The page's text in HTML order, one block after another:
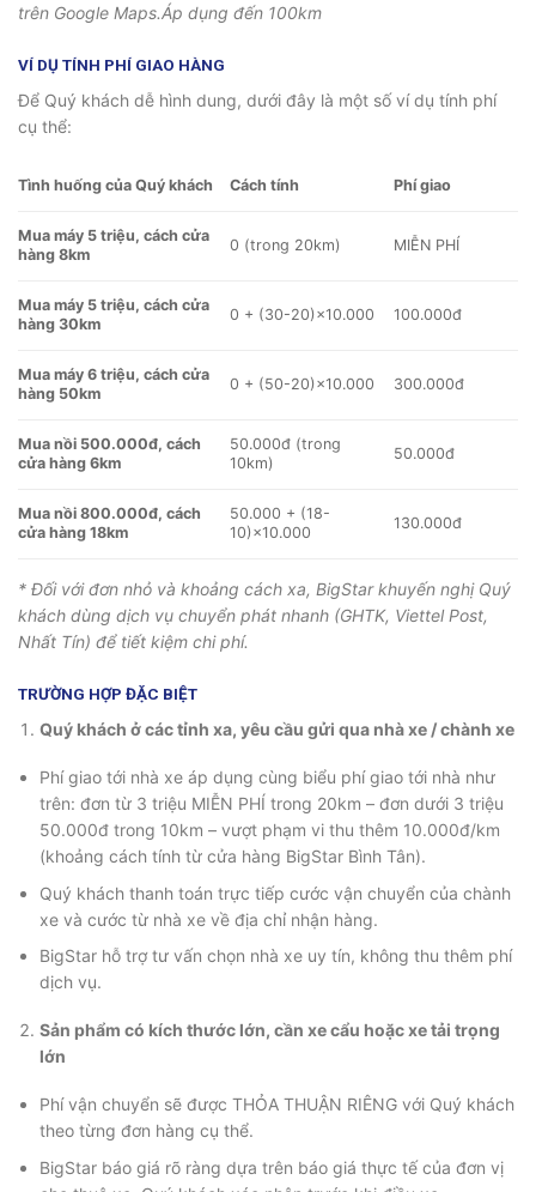
trên Google Maps.Áp dụng đến 100km
VÍ DỤ TÍNH PHÍ GIAO HÀNG
Để Quý khách dễ hình dung, dưới đây là một số ví dụ tính phí
cụ thể:
Tình huống của Quý khách Cách tính Phí giao
Mua máy 5 triệu, cách cửa
hàng 8km
0 (trong 20km) MIỄN PHÍ
Mua máy 5 triệu, cách cửa
hàng 30km
0 + (30-20)×10.000 100.000đ
Mua máy 6 triệu, cách cửa
hàng 50km
0 + (50-20)×10.000 300.000đ
Mua nồi 500.000đ, cách
cửa hàng 6km
50.000đ (trong
10km)
50.000đ
Mua nồi 800.000đ, cách
cửa hàng 18km
50.000 + (18-
10)×10.000
130.000đ
* Đối với đơn nhỏ và khoảng cách xa, BigStar khuyến nghị Quý
khách dùng dịch vụ chuyển phát nhanh (GHTK, Viettel Post,
Nhất Tín) để tiết kiệm chi phí.
TRƯỜNG HỢP ĐẶC BIỆT
Quý khách ở các tỉnh xa, yêu cầu gửi qua nhà xe / chành xe
Phí giao tới nhà xe áp dụng cùng biểu phí giao tới nhà như
trên: đơn từ 3 triệu MIỄN PHÍ trong 20km – đơn dưới 3 triệu
50.000đ trong 10km – vượt phạm vi thu thêm 10.000đ/km
(khoảng cách tính từ cửa hàng BigStar Bình Tân).
Quý khách thanh toán trực tiếp cước vận chuyển của chành
xe và cước từ nhà xe về địa chỉ nhận hàng.
BigStar hỗ trợ tư vấn chọn nhà xe uy tín, không thu thêm phí
dịch vụ.
Sản phẩm có kích thước lớn, cần xe cẩu hoặc xe tải trọng
lớn
Phí vận chuyển sẽ được THỎA THUẬN RIÊNG với Quý khách
theo từng đơn hàng cụ thể.
BigStar báo giá rõ ràng dựa trên báo giá thực tế của đơn vị